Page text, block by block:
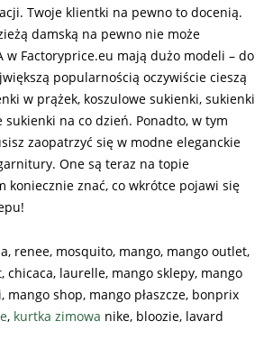
Twoje klientki na pewno to docenią.
damską na pewno nie może
w Factoryprice.eu mają dużo modeli – do
popularnością oczywiście cieszą
w prążek, koszulowe sukienki, sukienki
na co dzień. Ponadto, w tym
zaopatrzyć się w modne eleganckie
One są teraz na topie
koniecznie znać, co wkrótce pojawi się
renee, mosquito, mango, mango outlet,
chicaca, laurelle, mango sklepy, mango
mango shop, mango płaszcze, bonprix
, kurtka zimowa nike, bloozie, lavard